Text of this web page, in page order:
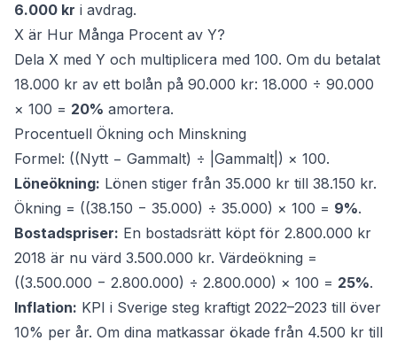
6.000 kr i avdrag.
X är Hur Många Procent av Y?
Dela X med Y och multiplicera med 100. Om du betalat
18.000 kr av ett bolån på 90.000 kr: 18.000 ÷ 90.000
× 100 = 20% amortera.
Procentuell Ökning och Minskning
Formel: ((Nytt − Gammalt) ÷ |Gammalt|) × 100.
Löneökning: Lönen stiger från 35.000 kr till 38.150 kr.
Ökning = ((38.150 − 35.000) ÷ 35.000) × 100 = 9%.
Bostadspriser: En bostadsrätt köpt för 2.800.000 kr
2018 är nu värd 3.500.000 kr. Värdeökning =
((3.500.000 − 2.800.000) ÷ 2.800.000) × 100 = 25%.
Inflation: KPI i Sverige steg kraftigt 2022–2023 till över
10% per år. Om dina matkassar ökade från 4.500 kr till